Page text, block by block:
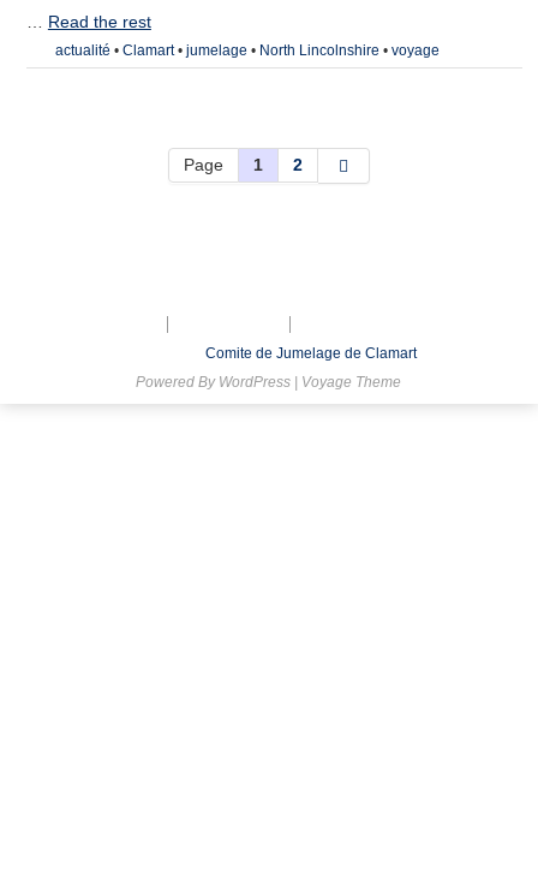
… Read the rest
actualité • Clamart• jumelage • North Lincolnshire • voyage
Page 1 2
Comite de Jumelage de Clamart
Powered By WordPress Voyage Theme